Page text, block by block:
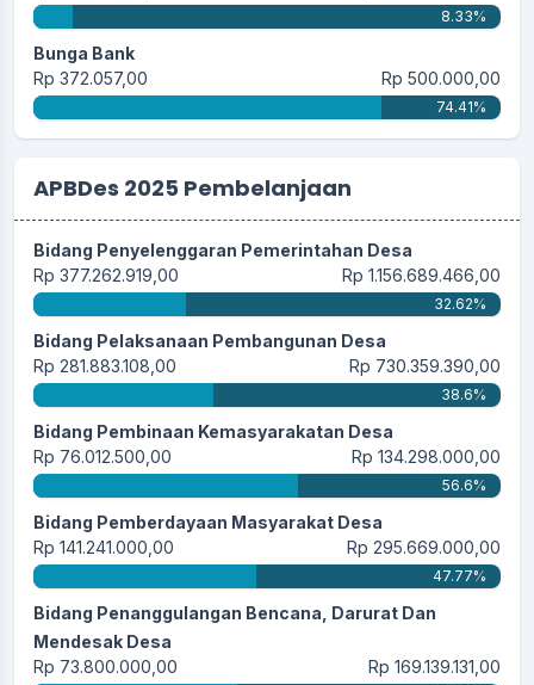
8.33%
Bunga Bank
Rp 372.057,00
Rp 500.000,00
74.41%
APBDes 2025 Pembelanjaan
Bidang Penyelenggaran Pemerintahan Desa
Rp 377.262.919,00
Rp 1.156.689.466,00
32.62%
Bidang Pelaksanaan Pembangunan Desa
Rp 281.883.108,00
Rp 730.359.390,00
38.6%
Bidang Pembinaan Kemasyarakatan Desa
Rp 76.012.500,00
Rp 134.298.000,00
56.6%
Bidang Pemberdayaan Masyarakat Desa
Rp 141.241.000,00
Rp 295.669.000,00
47.77%
Bidang Penanggulangan Bencana, Darurat Dan
Mendesak Desa
Rp 73.800.000,00
Rp 169.139.131,00